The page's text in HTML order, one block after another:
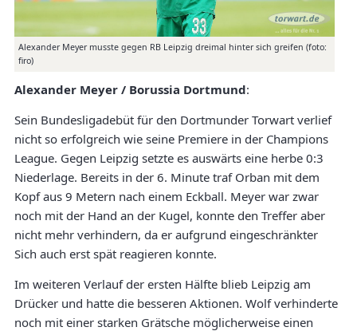
Alexander Meyer musste gegen RB Leipzig dreimal hinter sich greifen (foto:
firo)
Alexander Meyer / Borussia Dortmund:
Sein Bundesligadebüt für den Dortmunder Torwart verlief
nicht so erfolgreich wie seine Premiere in der Champions
League. Gegen Leipzig setzte es auswärts eine herbe 0:3
Niederlage. Bereits in der 6. Minute traf Orban mit dem
Kopf aus 9 Metern nach einem Eckball. Meyer war zwar
noch mit der Hand an der Kugel, konnte den Treffer aber
nicht mehr verhindern, da er aufgrund eingeschränkter
Sich auch erst spät reagieren konnte.
Im weiteren Verlauf der ersten Hälfte blieb Leipzig am
Drücker und hatte die besseren Aktionen. Wolf verhinderte
noch mit einer starken Grätsche möglicherweise einen